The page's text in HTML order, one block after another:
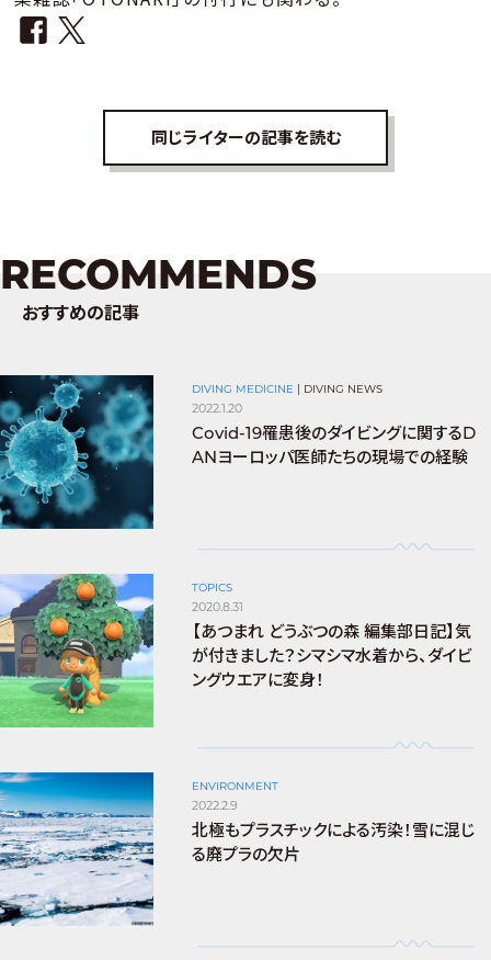
同じライターの記事を読む
RECOMMENDS
おすすめの記事
DIVING MEDICINE | DIVING NEWS
2022.1.20
Covid-19罹患後のダイビングに関するD
ANヨーロッパ医師たちの現場での経験
TOPICS
2020.8.31
【あつまれ どうぶつの森 編集部日記】気
が付きました？シマシマ水着から、ダイビ
ングウエアに変身！
ENVIRONMENT
2022.2.9
北極もプラスチックによる汚染！雪に混じ
る廃プラの欠片